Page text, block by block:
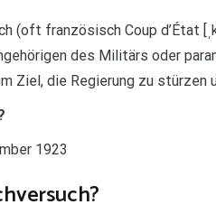
(oft französisch Coup d’État
des Militärs oder
Ziel, die Regierung zu stürzen
1923